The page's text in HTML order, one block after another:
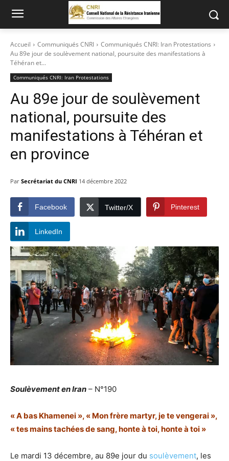
Accueil Communiqués CNRI
Communiqués CNRI: Iran Protestations
Au 89e jour de soulèvement national, poursuite des manifestations à
Téhéran et...
Communiqués CNRI: Iran Protestations
Au 89e jour de soulèvement
national, poursuite des
manifestations à Téhéran et
en province
Par Secrétariat du CNRI 14 décembre 2022
Facebook Twitter/X Pinterest
LinkedIn
Soulèvement en Iran – N°190
« A bas Khamenei », « Mon frère martyr, je te vengerai »,
« tes mains tachées de sang, honte à toi, honte à toi »
Le mardi 13 décembre, au 89e jour du soulèvement, les